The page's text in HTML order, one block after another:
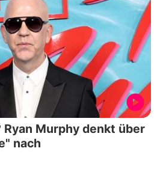
Murphy denkt über
nach